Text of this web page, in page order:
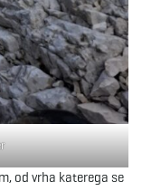
od vrha katerega se